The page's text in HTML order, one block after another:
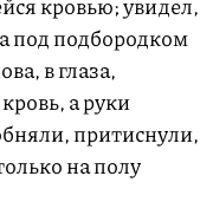
кровью; увидел,
под подбородком
в глаза,
а руки
притиснули,
на полу